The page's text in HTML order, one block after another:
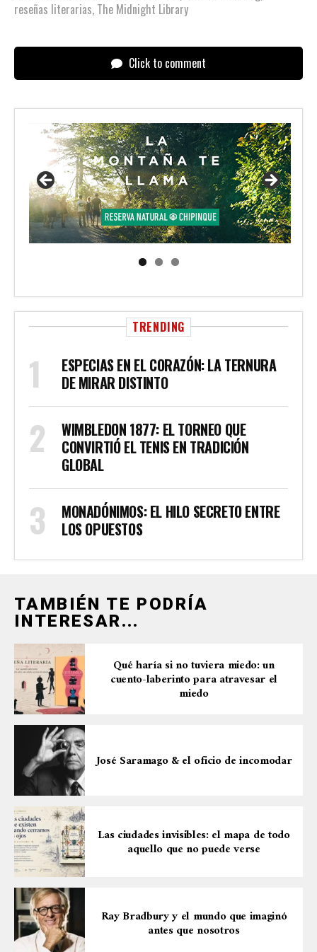
reseñas literarias, The Midnight Library
Click to comment
TRENDING
ESPECIAS EN EL CORAZÓN: LA TERNURA
DE MIRAR DISTINTO
WIMBLEDON 1877: EL TORNEO QUE
CONVIRTIÓ EL TENIS EN TRADICIÓN
GLOBAL
MONADÓNIMOS: EL HILO SECRETO ENTRE
LOS OPUESTOS
TAMBIÉN TE PODRÍA
INTERESAR...
Qué haría si no tuviera miedo: un
cuento-laberinto para atravesar el
miedo
José Saramago & el oficio de incomodar
Las ciudades invisibles: el mapa de todo
aquello que no puede verse
Ray Bradbury y el mundo que imaginó
antes que nosotros